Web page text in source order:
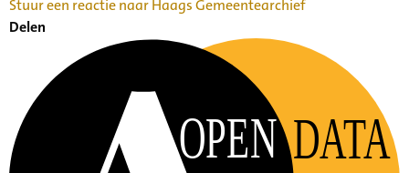
Stuur een reactie naar Haags Gemeentearchief
Delen
OPEN DATA